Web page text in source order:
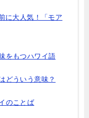
に大人気！「モア
をもつハワイ語
どういう意味？
のことば